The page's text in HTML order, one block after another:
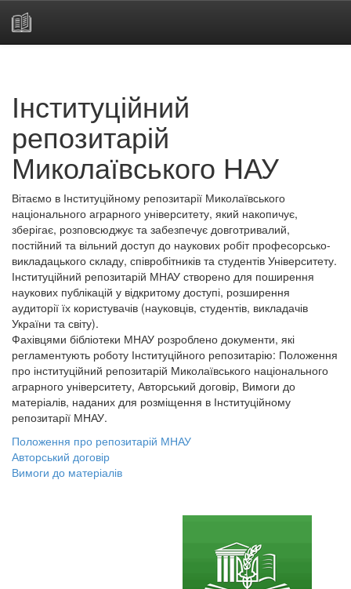
Інституційний
репозитарій
Миколаївського НАУ
Вітаємо в Інституційному репозитарії Миколаївського
національного аграрного університету, який накопичує,
зберігає, розповсюджує та забезпечує довготривалий,
постійний та вільний доступ до наукових робіт професорсько-
викладацького складу, співробітників та студентів Університету.
Інституційний репозитарій МНАУ створено для поширення
наукових публікацій у відкритому доступі, розширення
аудиторії їх користувачів (науковців, студентів, викладачів
України та світу).
Фахівцями бібліотеки МНАУ розроблено документи, які
регламентують роботу Інституційного репозитарію: Положення
про інституційний репозитарій Миколаївського національного
аграрного університету, Авторський договір, Вимоги до
матеріалів, наданих для розміщення в Інституційному
репозитарії МНАУ.
Положення про репозитарій МНАУ
Авторський договір
Вимоги до матеріалів